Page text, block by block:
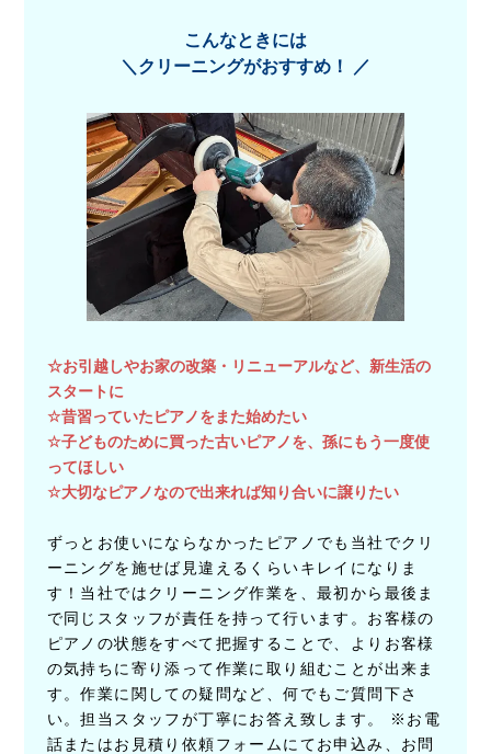
こんなときには
＼クリーニングがおすすめ！ ／
☆お引越しやお家の改築・リニューアルなど、新生活の
スタートに
☆昔習っていたピアノをまた始めたい
☆子どものために買った古いピアノを、孫にもう一度使
ってほしい
☆大切なピアノなので出来れば知り合いに譲りたい
ずっとお使いにならなかったピアノでも当社でクリ
ーニングを施せば見違えるくらいキレイになりま
す！当社ではクリーニング作業を、最初から最後ま
で同じスタッフが責任を持って行います。お客様の
ピアノの状態をすべて把握することで、よりお客様
の気持ちに寄り添って作業に取り組むことが出来ま
す。作業に関しての疑問など、何でもご質問下さ
い。担当スタッフが丁寧にお答え致します。 ※お電
話またはお見積り依頼フォームにてお申込み、お問